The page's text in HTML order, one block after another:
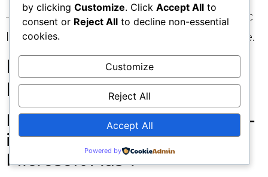
– Aligner la roadmap merchandising avec
les signaux d’éligibilité et de performance.
FAQ rapide sur Product
Explorer ❓
Product Explorer remplace-t-
il les autres rapports
Microsoft Ads ?
by clicking Customize. Click Accept All to
consent or Reject All to decline non-essential
cookies.
Customize
Reject All
Accept All
Powered by